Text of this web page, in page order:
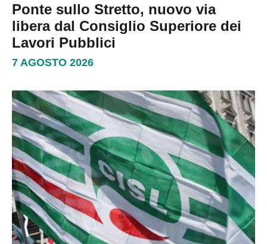
Ponte sullo Stretto, nuovo via
libera dal Consiglio Superiore dei
Lavori Pubblici
7 AGOSTO 2026